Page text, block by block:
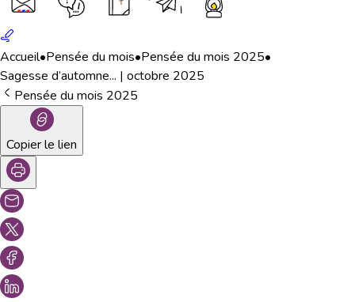
Accueil•Pensée du mois•Pensée du mois 2025•
Sagesse d’automne... | octobre 2025
Pensée du mois 2025
Copier le lien